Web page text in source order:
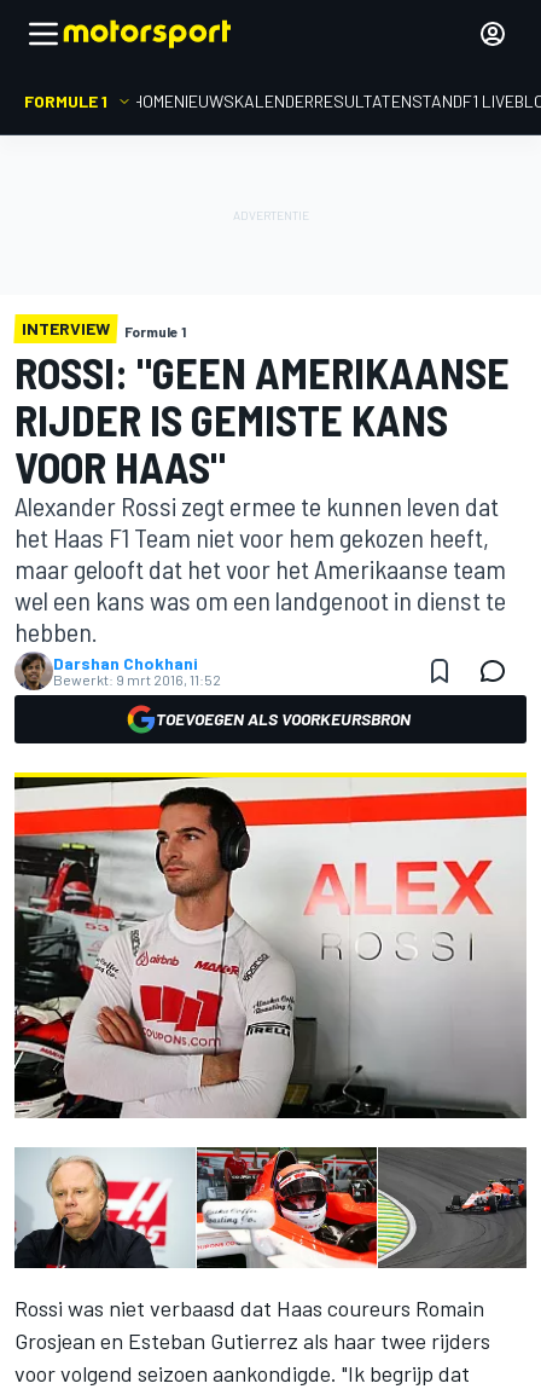
FORMULE 1 HOMENIEUWSKALENDERRESULTATENSTANDF1
INTERVIEW Formule 1
ROSSI: "GEEN AMERIKAANSE
RIJDER IS GEMISTE KANS
VOOR HAAS"
Alexander Rossi zegt ermee te kunnen leven dat
het Haas F1 Team niet voor hem gekozen heeft,
maar gelooft dat het voor het Amerikaanse team
wel een kans was om een landgenoot in dienst te
hebben.
Darshan Chokhani
Bewerkt: 9 mrt 2016, 11:52
TOEVOEGEN ALS VOORKEURSBRON
Rossi was niet verbaasd dat Haas coureurs Romain
Grosjean en Esteban Gutierrez als haar twee rijders
voor volgend seizoen aankondigde. "Ik begrijp dat